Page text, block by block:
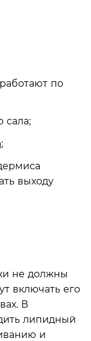
по
сала;
;
выходу
не должны
включать его
В
липидный
и